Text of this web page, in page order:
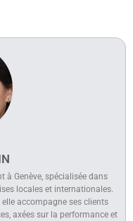
à Genève, spécialisée dans
locales et internationales.
accompagne ses clients
axées sur la performance et